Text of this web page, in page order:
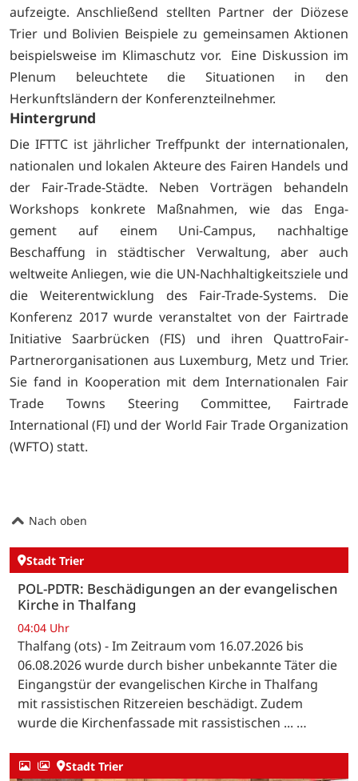
aufzeigte. An­schließend stellten Partner der Diözese
Trier und Bolivien Beispiele zu gemeinsa­men Aktionen
beispielsweise im Klimaschutz vor. Eine Diskussion im
Plenum beleuchtete die Situationen in den
Herkunftsländern der Konferenzteilnehmer.
Hintergrund
Die IFTTC ist jährlicher Treffpunkt der internationalen,
nationalen und lokalen Akteure des Fairen Han­dels und
der Fair-Trade-Städte. Neben Vorträgen behandeln
Workshops kon­krete Maßnahmen, wie das Enga­
gement auf einem Uni-Campus, nachhaltige
Beschaffung in städtischer Verwaltung, aber auch
weltweite An­liegen, wie die UN-Nachhaltigkeitsziele und
die Weiterentwicklung des Fair-Trade-Systems. Die
Konferenz 2017 wurde veranstaltet von der Fairtrade
Initiative Saarbrücken (FIS) und ihren QuattroFair-
Partnerorganisationen aus Luxemburg, Metz und Trier.
Sie fand in Kooperati­on mit dem Internationalen Fair
Trade Towns Steering Committee, Fairtrade
International (FI) und der World Fair Trade Organization
(WFTO) statt.
Nach oben
Stadt Trier
POL-PDTR: Beschädigungen an der evangelischen
Kirche in Thalfang
04:04 Uhr
Thalfang (ots) - Im Zeitraum vom 16.07.2026 bis
06.08.2026 wurde durch bisher unbekannte Täter die
Eingangstür der evangelischen Kirche in Thalfang
mit rassistischen Ritzereien beschädigt. Zudem
wurde die Kirchenfassade mit rassistischen ... …
Stadt Trier